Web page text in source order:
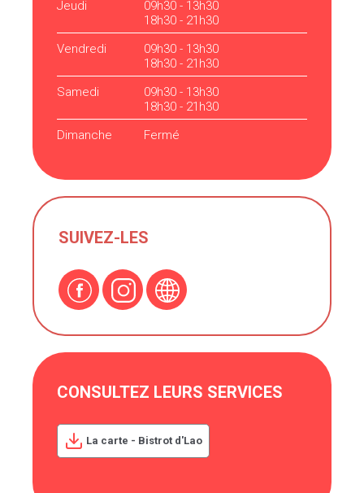
Jeudi
09h30 - 13h30
18h30 - 21h30
Vendredi
09h30 - 13h30
18h30 - 21h30
Samedi
09h30 - 13h30
18h30 - 21h30
Dimanche
Fermé
SUIVEZ-LES
CONSULTEZ LEURS SERVICES
La carte - Bistrot d'Lao